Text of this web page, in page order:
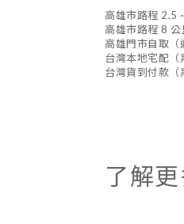
高雄市路程 2.5
高雄市路程 8
高雄門市自取（
台灣本地宅配（
台灣貨到付款（
了解